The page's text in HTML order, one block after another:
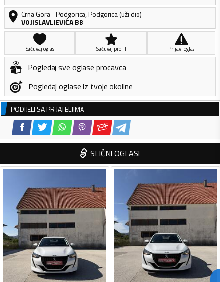
Crna Gora-Podgorica,Podgorica (uži dio)
VOJISLAVLJEVIĆA BB
Sačuvaj oglas Sačuvaj profil Prijavi oglas
Pogledaj sve oglase prodavca
Pogledaj oglase iz tvoje okoline
PODIJELI SA PRIJATELJIMA
SLIČNI OGLASI